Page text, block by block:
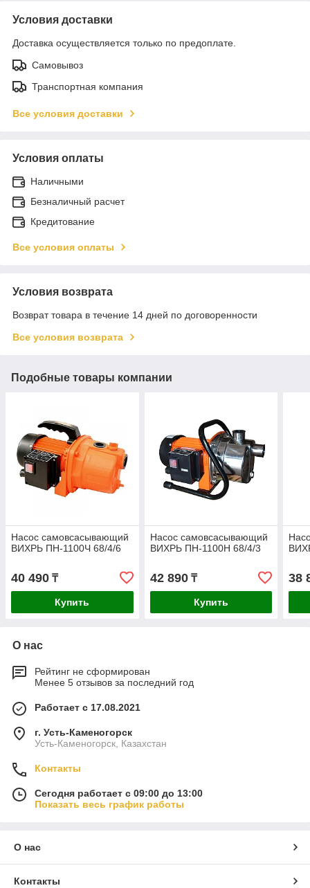
Условия доставки
Доставка осуществляется только по предоплате.
Самовывоз
Транспортная компания
Все условия доставки
Условия оплаты
Наличными
Безналичный расчет
Кредитование
Все условия оплаты
Условия возврата
Возврат товара в течение 14 дней по договоренности
Все условия возврата
Подобные товары компании
Насос самовсасывающий
ВИХРЬ ПН-1100Ч 68/4/6
40 490 ₸
Купить
Насос самовсасывающий
ВИХРЬ ПН-1100Н 68/4/3
42 890₸
Купить
38
О нас
Рейтинг не сформирован
Менее 5 отзывов за последний год
Работает с 17.08.2021
г. Усть-Каменогорск
Усть-Каменогорск, Казахстан
Контакты
Сегодня работает с 09:00 до 13:00
Показать весь график работы
О нас
Контакты